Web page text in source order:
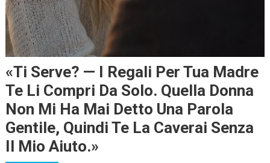
«Ti Serve? — I Regali Per Tua Madre
Te Li Compri Da Solo. Quella Donna
Non Mi Ha Mai Detto Una Parola
Gentile, Quindi Te La Caverai Senza
Il Mio Aiuto.»